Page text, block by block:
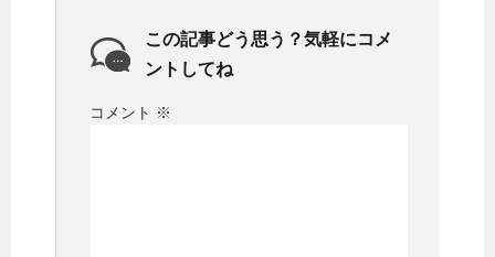
この記事どう思う？気軽にコメ
ントしてね
コメント ※